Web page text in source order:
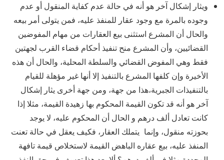
ويثار إشكال آخر هو أنه في حالة عدم كفاية المنقول أو عدم
وجوده بالمرة مع وجود عقار للمنفذ عليه، فمن يتولى أمر بيعه
والحال أن المشرع استثنى بيع العقارات من مهام المفوضين
القضائيين، وأن المشرع منح تنفيذ أحكام قضاء القرب لجهتين
فقط وهي المفوض القضائي والسلطة المحلية، والحال أن هذه
الأخيرة وإن كلفها المشرع بالتنفيذ إلا أنها غير مؤهلة للقيام
بالتنفيذات الجبرية،هذا من جهة، ومن جهة أخرى يثار إشكال
آخر هو أنه قد تكون القيمة المحكوم بها زهيدة القيمة، مثلا إذا
كانت تعادل ألف درهم و الحال أن المحكوم عليه، لا يوجد
بحوزته منقول، وإنما يتملك العقار، فكيف يعقل في حالة تعنت
المنفذ عليه، بيع عقاره الباهض القيمة لاستخلاص قيمة تافهة